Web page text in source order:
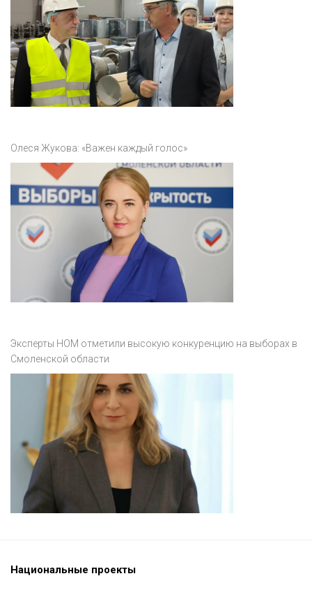
Олеся Жукова: «Важен каждый голос»
Эксперты НОМ отметили высокую конкуренцию на выборах в
Смоленской области
Национальные проекты